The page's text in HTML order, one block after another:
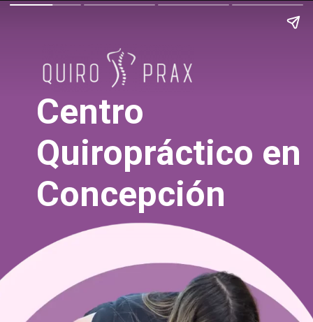
Centro
Quiropráctico en
Concepción